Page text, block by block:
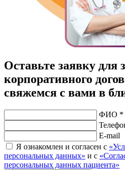
Оставьте заявку для
корпоративного
свяжемся с вами в
ФИО *
E-mail
Я ознакомлен и согласен с
персональных данных» и с
персональных данных пациента»